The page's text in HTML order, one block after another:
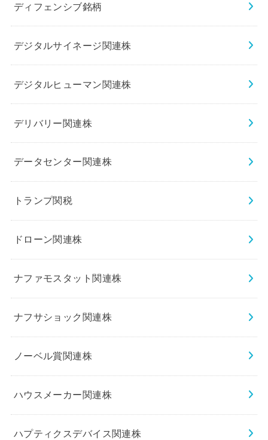
ディフェンシブ銘柄
デジタルサイネージ関連株
デジタルヒューマン関連株
デリバリー関連株
データセンター関連株
トランプ関税
ドローン関連株
ナファモスタット関連株
ナフサショック関連株
ノーベル賞関連株
ハウスメーカー関連株
ハプティクスデバイス関連株